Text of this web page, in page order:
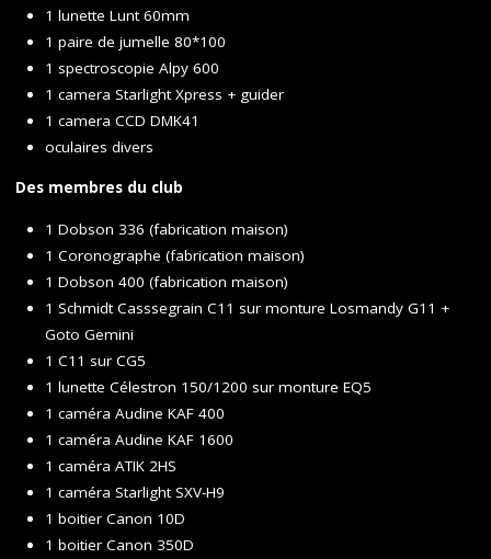
1 lunette Lunt 60mm
1 paire de jumelle 80*100
1 spectroscopie Alpy 600
1 camera Starlight Xpress + guider
1 camera CCD DMK41
oculaires divers
Des membres du club
1 Dobson 336 (fabrication maison)
1 Coronographe (fabrication maison)
1 Dobson 400 (fabrication maison)
1 Schmidt Casssegrain C11 sur monture Losmandy G11 +
Goto Gemini
1 C11 sur CG5
1 lunette Célestron 150/1200 sur monture EQ5
1 caméra Audine KAF 400
1 caméra Audine KAF 1600
1 caméra ATIK 2HS
1 caméra Starlight SXV-H9
1 boitier Canon 10D
1 boitier Canon 350D